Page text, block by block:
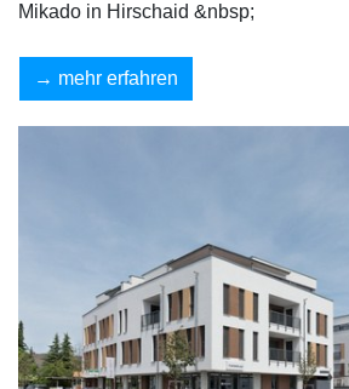
Mikado in Hirschaid &nbsp;
mehr erfahren